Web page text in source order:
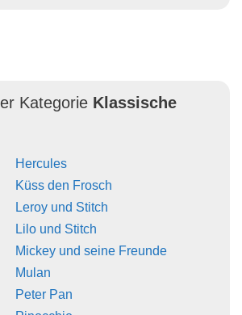
Kategorie Klassische
Hercules
Küss den Frosch
Leroy und Stitch
Lilo und Stitch
Mickey und seine Freunde
Mulan
Peter Pan